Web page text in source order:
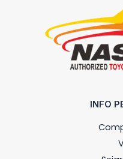
INFO